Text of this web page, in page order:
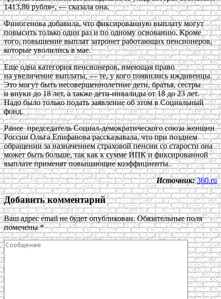
1413,86 рубля», — сказала она.
Финогенова добавила, что фиксированную выплату могут
повысить только один раз и по одному основанию. Кроме
того, повышение выплат затронет работающих пенсионеров,
которые уволились в мае.
Еще одна категория пенсионеров, имеющая право
на увеличение выплаты, — те, у кого появились иждивенцы.
Это могут быть несовершеннолетние дети, братья, сестры
и внуки до 18 лет, а также дети-инвалиды от 18 до 23 лет.
Надо было только подать заявление об этом в Социальный
фонд.
Ранее председатель Социал-демократического союза женщин
России Ольга Епифанова рассказывала, что при позднем
обращении за назначением страховой пенсии со старости она
может быть больше, так как к сумме ИПК и фиксированной
выплате применят повышающие коэффициенты.
Источник: 360.ru
Добавить комментарий
Ваш адрес email не будет опубликован. Обязательные поля
помечены*